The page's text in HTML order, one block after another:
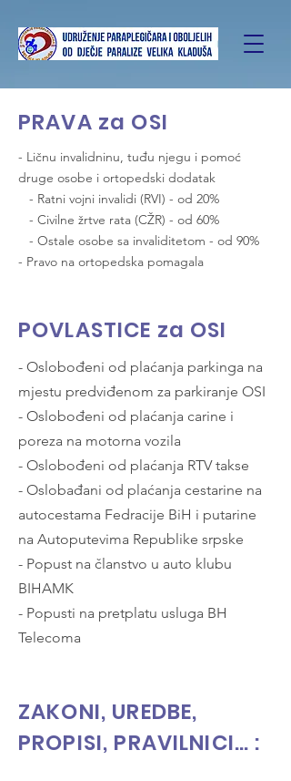
PRAVA za OSI
- Ličnu invalidninu, tuđu njegu i pomoć
druge osobe i ortopedski dodatak
- Ratni vojni invalidi (RVI) - od 20%
- Civilne žrtve rata (CŽR) - od 60%
- Ostale osobe sa invaliditetom - od 90%
- Pravo na ortopedska pomagala
POVLASTICE za OSI
- Oslobođeni od plaćanja parkinga na
mjestu predviđenom za parkiranje OSI
- Oslobođeni od plaćanja carine i
poreza na motorna vozila
- Oslobođeni od plaćanja RTV takse
- Oslobađani od plaćanja cestarine na
autocestama Fedracije BiH i putarine
na Autoputevima Republike srpske
- Popust na članstvo u auto klubu
BIHAMK
- Popusti na pretplatu usluga BH
Telecoma
ZAKONI, UREDBE,
PROPISI, PRAVILNICI… :